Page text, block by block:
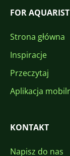
FOR AQUARIST
Strona główna
Inspiracje
Przeczytaj
Aplikacja
KONTAKT
Napisz do nas